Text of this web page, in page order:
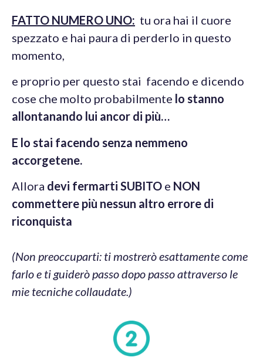
FATTO NUMERO UNO: tu ora hai il cuore
spezzato e hai paura di perderlo in questo
momento,
e proprio per questo stai facendo e dicendo
cose che molto probabilmente lo stanno
allontanando lui ancor di più…
E lo stai facendo senza nemmeno
accorgetene.
Allora devi fermarti SUBITO e NON
commettere più nessun altro errore di
riconquista
(Non preoccuparti: ti mostrerò esattamente come
farlo e ti guiderò passo dopo passo attraverso le
mie tecniche collaudate.)